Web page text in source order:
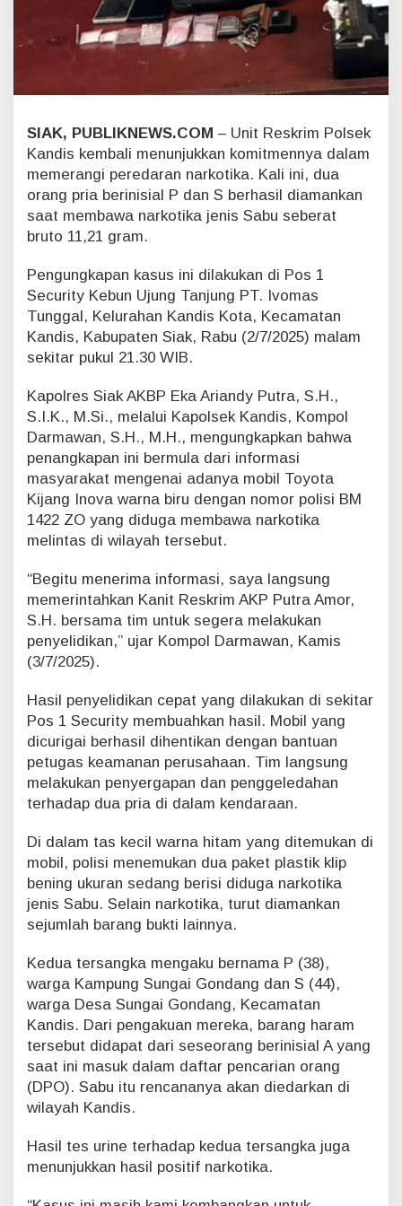
u
L
a
O
SIAK, PUBLIKNEWS.COM – Unit Reskrim Polsek
Kandis kembali menunjukkan komitmennya dalam
memerangi peredaran narkotika. Kali ini, dua
orang pria berinisial P dan S berhasil diamankan
saat membawa narkotika jenis Sabu seberat
bruto 11,21 gram.
Pengungkapan kasus ini dilakukan di Pos 1
Security Kebun Ujung Tanjung PT. Ivomas
Tunggal, Kelurahan Kandis Kota, Kecamatan
Kandis, Kabupaten Siak, Rabu (2/7/2025) malam
sekitar pukul 21.30 WIB.
Kapolres Siak AKBP Eka Ariandy Putra, S.H.,
S.I.K., M.Si., melalui Kapolsek Kandis, Kompol
Darmawan, S.H., M.H., mengungkapkan bahwa
penangkapan ini bermula dari informasi
masyarakat mengenai adanya mobil Toyota
Kijang Inova warna biru dengan nomor polisi BM
1422 ZO yang diduga membawa narkotika
melintas di wilayah tersebut.
“Begitu menerima informasi, saya langsung
memerintahkan Kanit Reskrim AKP Putra Amor,
S.H. bersama tim untuk segera melakukan
penyelidikan,” ujar Kompol Darmawan, Kamis
(3/7/2025).
Hasil penyelidikan cepat yang dilakukan di sekitar
Pos 1 Security membuahkan hasil. Mobil yang
dicurigai berhasil dihentikan dengan bantuan
petugas keamanan perusahaan. Tim langsung
melakukan penyergapan dan penggeledahan
terhadap dua pria di dalam kendaraan.
Di dalam tas kecil warna hitam yang ditemukan di
mobil, polisi menemukan dua paket plastik klip
bening ukuran sedang berisi diduga narkotika
jenis Sabu. Selain narkotika, turut diamankan
sejumlah barang bukti lainnya.
Kedua tersangka mengaku bernama P (38),
warga Kampung Sungai Gondang dan S (44),
warga Desa Sungai Gondang, Kecamatan
Kandis. Dari pengakuan mereka, barang haram
tersebut didapat dari seseorang berinisial A yang
saat ini masuk dalam daftar pencarian orang
(DPO). Sabu itu rencananya akan diedarkan di
wilayah Kandis.
Hasil tes urine terhadap kedua tersangka juga
menunjukkan hasil positif narkotika.